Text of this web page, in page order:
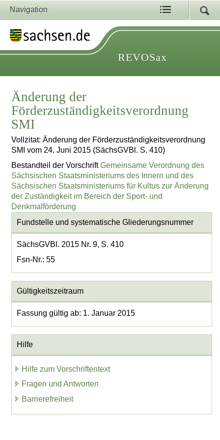
Navigation
REVOSax
Änderung der
Förderzuständigkeitsverordnung
SMI
Vollzitat: Änderung der Förderzuständigkeitsverordnung
SMI vom 24. Juni 2015 (SächsGVBl. S. 410)
Bestandteil der VorschriftGemeinsame Verordnung des
Sächsischen Staatsministeriums des Innern und des
Sächsischen Staatsministeriums für Kultus zur Änderung
der Zuständigkeit im Bereich der Sport- und
Denkmalförderung
Fundstelle und systematische Gliederungsnummer
SächsGVBl. 2015 Nr. 9, S. 410
Fsn-Nr.: 55
Gültigkeitszeitraum
Fassung gültig ab: 1. Januar 2015
Hilfe
Hilfe zum Vorschriftentext
Fragen und Antworten
Barrierefreiheit